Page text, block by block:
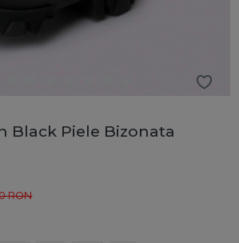
Black Piele Bizonata
RON